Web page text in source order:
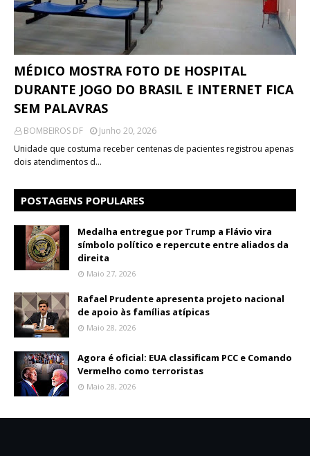
MÉDICO MOSTRA FOTO DE HOSPITAL
DURANTE JOGO DO BRASIL E INTERNET FICA
SEM PALAVRAS
BOMBEIROS DF
Junho 20, 2026
Unidade que costuma receber centenas de pacientes registrou apenas
dois atendimentos d…
POSTAGENS POPULARES
Medalha entregue por Trump a Flávio vira
símbolo político e repercute entre aliados da
direita
Maio 27, 2026
Rafael Prudente apresenta projeto nacional
de apoio às famílias atípicas
Maio 28, 2026
Agora é oficial: EUA classificam PCC e Comando
Vermelho como terroristas
Maio 28, 2026